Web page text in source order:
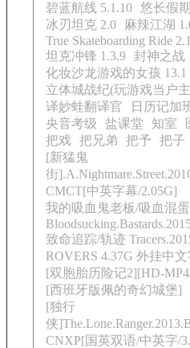
碧蓝航线 5.1.10
悠长假
冰刃坦克 2.0
麻辣江湖
True Skateboarding Ride
坦克冲锋 1.3.9 封神之战
化妆沙龙游戏的女孩 13.1
立体城战纪(玩游戏当户
译妙蛙翻译官
日历记加
央音考级
盐课堂 知室
把戏
把兄弟 把予 把子
[新猛鬼
街
CMCT[中英字幕/2.05G]
我的吸血鬼老板/吸血混蛋
致命追踪/轨迹
ROVERS 4.37G 外挂中
[双胞胎历险记2][HD-
[西班牙版佩的奇幻城堡]
[独行
侠
CNXP[国英双语/中英字/